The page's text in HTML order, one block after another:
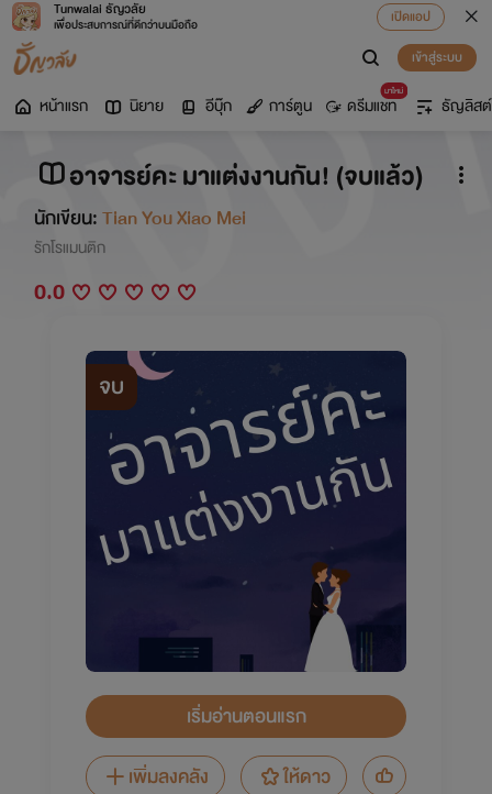
Tunwalai ธัญวลัย
เพื่อประสบการณ์ที่ดีกว่าบนมือถือ
เปิดแอป
เข้าสู่ระบบ
หน้าแรก นิยาย อีบุ๊ก การ์ตูน
มาใหม่
ดรีมแชท ธัญลิสต์
อาจารย์คะ มาแต่งงานกัน! (จบแล้ว)
นักเขียน:Tian You Xiao Mei
รักโรแมนติก
0.0
จบ
เริ่มอ่านตอนแรก
เพิ่มลงคลัง
ให้ดาว